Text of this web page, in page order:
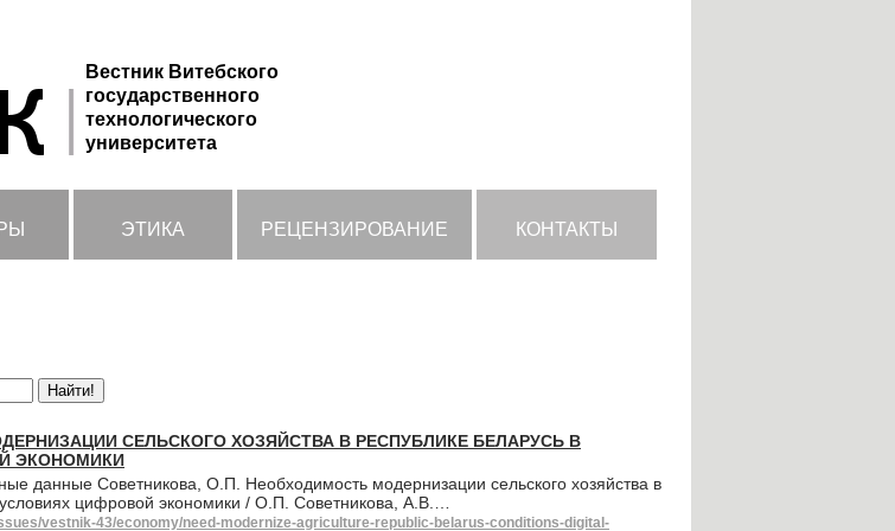
Вестник Витебского
государственного
технологического
университета
ЭТИКА РЕЦЕНЗИРОВАНИЕ КОНТАКТЫ
СЕЛЬСКОГО ХОЗЯЙСТВА В РЕСПУБЛИКЕ БЕЛАРУСЬ В
ЭКОНОМИКИ
данные Советникова, О.П. Необходимость модернизации сельского хозяйства в
цифровой экономики / О.П. Советникова, А.В.…
vestnik-43/economy/need-modernize-agriculture-republic-belarus-conditions-digital-